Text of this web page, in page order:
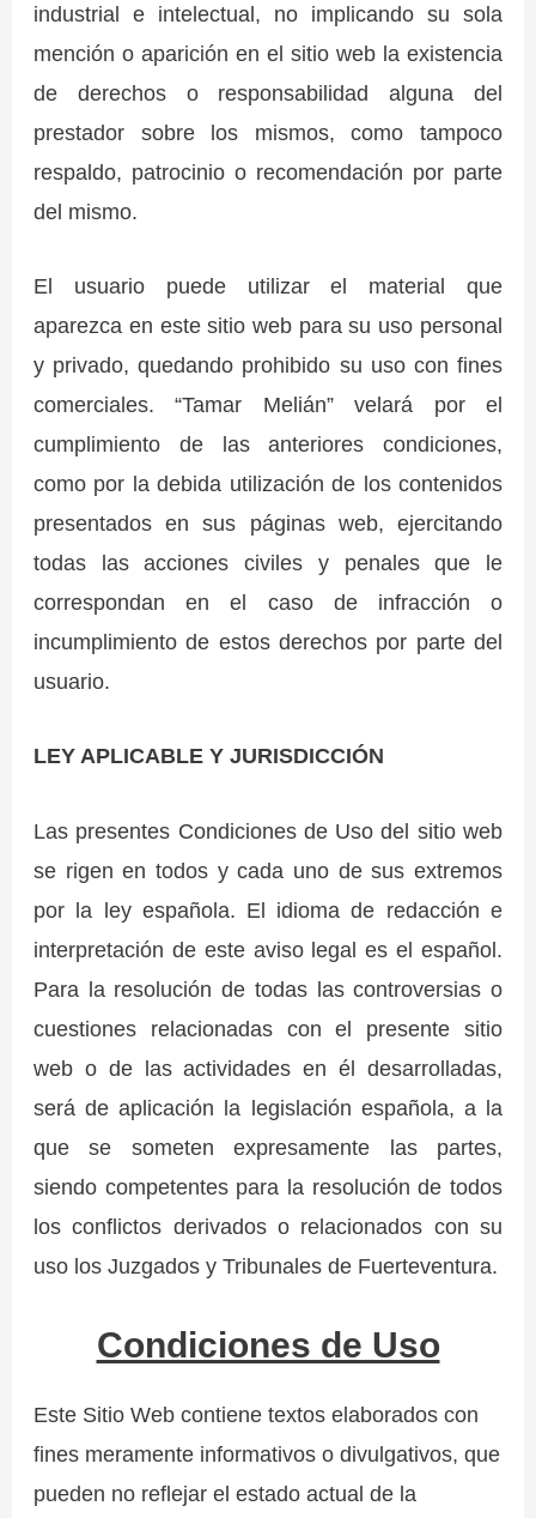
industrial e intelectual, no implicando su sola
mención o aparición en el sitio web la existencia
de derechos o responsabilidad alguna del
prestador sobre los mismos, como tampoco
respaldo, patrocinio o recomendación por parte
del mismo.
El usuario puede utilizar el material que
aparezca en este sitio web para su uso personal
y privado, quedando prohibido su uso con fines
comerciales. “Tamar Melián” velará por el
cumplimiento de las anteriores condiciones,
como por la debida utilización de los contenidos
presentados en sus páginas web, ejercitando
todas las acciones civiles y penales que le
correspondan en el caso de infracción o
incumplimiento de estos derechos por parte del
usuario.
LEY APLICABLE Y JURISDICCIÓN
Las presentes Condiciones de Uso del sitio web
se rigen en todos y cada uno de sus extremos
por la ley española. El idioma de redacción e
interpretación de este aviso legal es el español.
Para la resolución de todas las controversias o
cuestiones relacionadas con el presente sitio
web o de las actividades en él desarrolladas,
será de aplicación la legislación española, a la
que se someten expresamente las partes,
siendo competentes para la resolución de todos
los conflictos derivados o relacionados con su
uso los Juzgados y Tribunales de Fuerteventura.
Condiciones de Uso
Este Sitio Web contiene textos elaborados con
fines meramente informativos o divulgativos, que
pueden no reflejar el estado actual de la